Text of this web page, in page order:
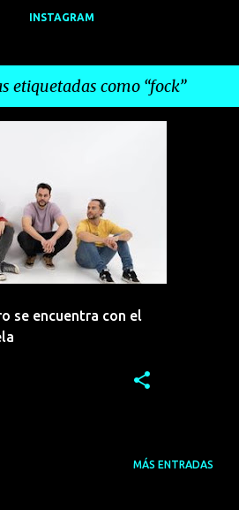
INSTAGRAM
etiquetadas como fock
se encuentra con el
MÁS ENTRADAS